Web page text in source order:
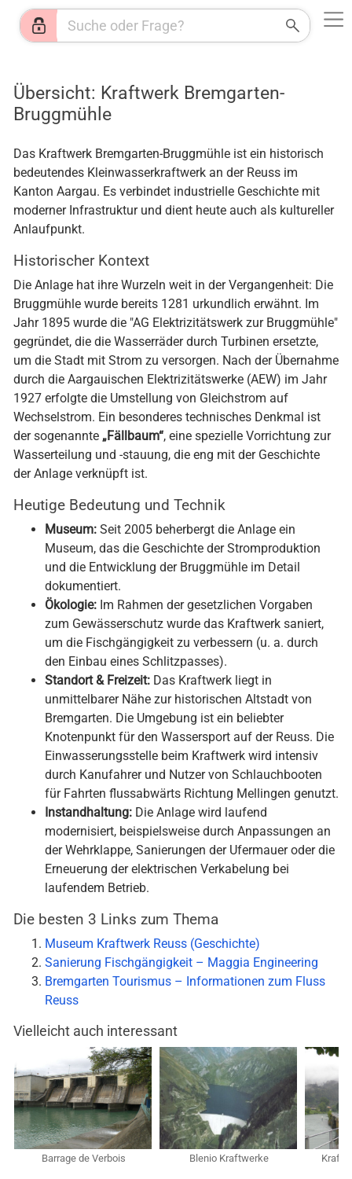
Übersicht: Kraftwerk Bremgarten-
Bruggmühle
Das Kraftwerk Bremgarten-Bruggmühle ist ein historisch
bedeutendes Kleinwasserkraftwerk an der Reuss im
Kanton Aargau. Es verbindet industrielle Geschichte mit
moderner Infrastruktur und dient heute auch als kultureller
Anlaufpunkt.
Historischer Kontext
Die Anlage hat ihre Wurzeln weit in der Vergangenheit: Die
Bruggmühle wurde bereits 1281 urkundlich erwähnt. Im
Jahr 1895 wurde die "AG Elektrizitätswerk zur Bruggmühle"
gegründet, die die Wasserräder durch Turbinen ersetzte,
um die Stadt mit Strom zu versorgen. Nach der Übernahme
durch die Aargauischen Elektrizitätswerke (AEW) im Jahr
1927 erfolgte die Umstellung von Gleichstrom auf
Wechselstrom. Ein besonderes technisches Denkmal ist
der sogenannte „Fällbaum“, eine spezielle Vorrichtung zur
Wasserteilung und -stauung, die eng mit der Geschichte
der Anlage verknüpft ist.
Heutige Bedeutung und Technik
Museum: Seit 2005 beherbergt die Anlage ein
Museum, das die Geschichte der Stromproduktion
und die Entwicklung der Bruggmühle im Detail
dokumentiert.
Ökologie: Im Rahmen der gesetzlichen Vorgaben
zum Gewässerschutz wurde das Kraftwerk saniert,
um die Fischgängigkeit zu verbessern (u. a. durch
den Einbau eines Schlitzpasses).
Standort & Freizeit: Das Kraftwerk liegt in
unmittelbarer Nähe zur historischen Altstadt von
Bremgarten. Die Umgebung ist ein beliebter
Knotenpunkt für den Wassersport auf der Reuss. Die
Einwasserungsstelle beim Kraftwerk wird intensiv
durch Kanufahrer und Nutzer von Schlauchbooten
für Fahrten flussabwärts Richtung Mellingen genutzt.
Instandhaltung: Die Anlage wird laufend
modernisiert, beispielsweise durch Anpassungen an
der Wehrklappe, Sanierungen der Ufermauer oder die
Erneuerung der elektrischen Verkabelung bei
laufendem Betrieb.
Die besten 3 Links zum Thema
Museum Kraftwerk Reuss (Geschichte)
Sanierung Fischgängigkeit – Maggia Engineering
Bremgarten Tourismus – Informationen zum Fluss
Reuss
Vielleicht auch interessant
Barrage de Verbois Blenio Kraftwerke